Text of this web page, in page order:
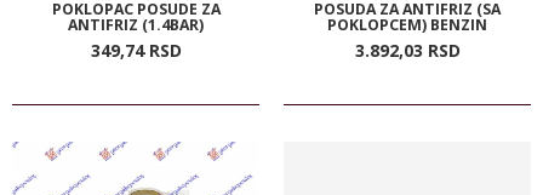
POKLOPAC POSUDE ZA
ANTIFRIZ (1.4BAR)
349,74 RSD
POSUDA ZA ANTIFRIZ (SA
POKLOPCEM) BENZIN
3.892,03 RSD